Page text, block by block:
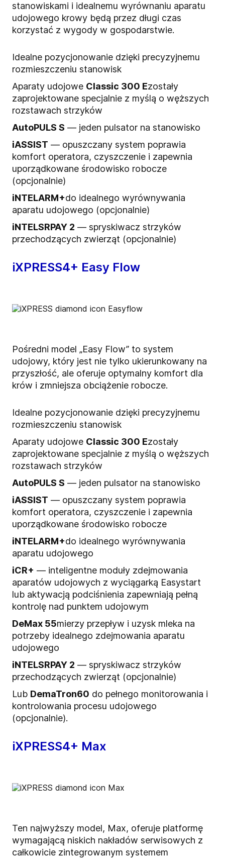
stanowiskami i idealnemu wyrównaniu aparatu
udojowego krowy będą przez długi czas
korzystać z wygody w gospodarstwie.
Idealne pozycjonowanie dzięki precyzyjnemu
rozmieszczeniu stanowisk
Aparaty udojowe Classic 300 Ezostały
zaprojektowane specjalnie z myślą o węższych
rozstawach strzyków
AutoPULS S — jeden pulsator na stanowisko
iASSIST — opuszczany system poprawia
komfort operatora, czyszczenie i zapewnia
uporządkowane środowisko robocze
(opcjonalnie)
iNTELARM+do idealnego wyrównywania
aparatu udojowego (opcjonalnie)
iNTELSRPAY 2 — spryskiwacz strzyków
przechodzących zwierząt (opcjonalnie)
iXPRESS4+ Easy Flow
Pośredni model „Easy Flow” to system
udojowy, który jest nie tylko ukierunkowany na
przyszłość, ale oferuje optymalny komfort dla
krów i zmniejsza obciążenie robocze.
Idealne pozycjonowanie dzięki precyzyjnemu
rozmieszczeniu stanowisk
Aparaty udojowe Classic 300 Ezostały
zaprojektowane specjalnie z myślą o węższych
rozstawach strzyków
AutoPULS S — jeden pulsator na stanowisko
iASSIST — opuszczany system poprawia
komfort operatora, czyszczenie i zapewnia
uporządkowane środowisko robocze
iNTELARM+do idealnego wyrównywania
aparatu udojowego
iCR+ — inteligentne moduły zdejmowania
aparatów udojowych z wyciągarką Easystart
lub aktywacją podciśnienia zapewniają pełną
kontrolę nad punktem udojowym
DeMax 55mierzy przepływ i uzysk mleka na
potrzeby idealnego zdejmowania aparatu
udojowego
iNTELSRPAY 2 — spryskiwacz strzyków
przechodzących zwierząt (opcjonalnie)
Lub DemaTron60 do pełnego monitorowania i
kontrolowania procesu udojowego
(opcjonalnie).
iXPRESS4+ Max
Ten najwyższy model, Max, oferuje platformę
wymagającą niskich nakładów serwisowych z
całkowicie zintegrowanym systemem